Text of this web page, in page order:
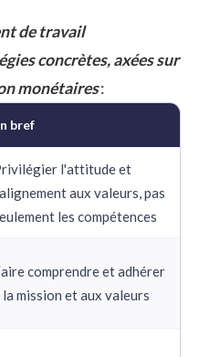
de travail
concrètes, axées sur
monétaires:
bref
l'attitude et
aux valeurs, pas
les compétences
comprendre et adhérer
la mission et aux valeurs